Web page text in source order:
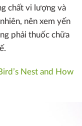
chất vi lượng và
nên xem yến
phải thuốc chữa
Nest and How